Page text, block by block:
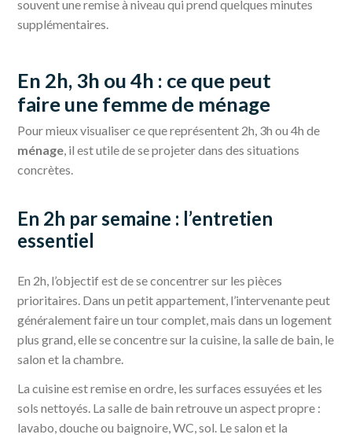
souvent une remise à niveau qui prend quelques minutes
supplémentaires.
En 2h, 3h ou 4h : ce que peut
faire une femme de ménage
Pour mieux visualiser ce que représentent 2h, 3h ou 4h de
ménage , il est utile de se projeter dans des situations
concrètes.
En 2h par semaine : l’entretien
essentiel
En 2h, l’objectif est de se concentrer sur les pièces
prioritaires. Dans un petit appartement, l’intervenante peut
généralement faire un tour complet, mais dans un logement
plus grand, elle se concentre sur la cuisine, la salle de bain, le
salon et la chambre.
La cuisine est remise en ordre, les surfaces essuyées et les
sols nettoyés. La salle de bain retrouve un aspect propre :
lavabo, douche ou baignoire, WC, sol. Le salon et la